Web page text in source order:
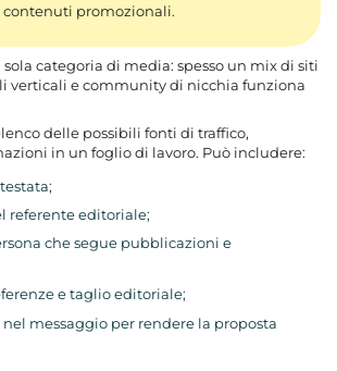
contenuti promozionali.
categoria di media: spesso un mix di siti
verticali e community di nicchia funziona
delle possibili fonti di traffico,
in un foglio di lavoro. Può includere:
referente editoriale;
che segue pubblicazioni e
e taglio editoriale;
messaggio per rendere la proposta